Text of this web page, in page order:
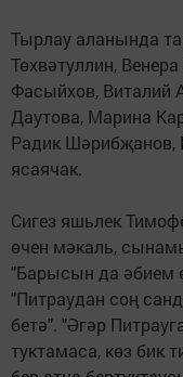
Тырлау аланында
Төхвәтуллин,
Фасыйхов, Виталий
Даутова, Марина
Радик Шәрибҗанов,
ясаячак.
Сигез яшьлек
өчен мәкаль,
"Барысын да әбием
"Питраудан соң
бетә". "Әгәр
туктамаса, көз бик